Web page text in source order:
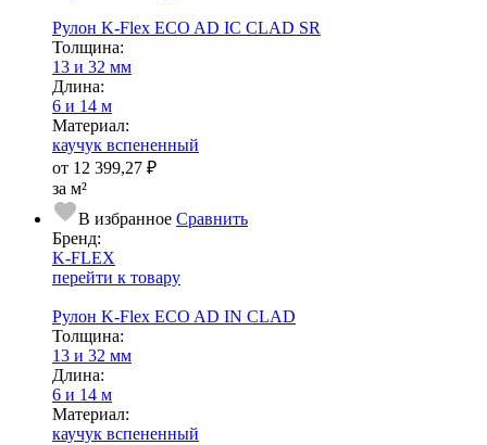
Рулон K-Flex ECO AD IC CLAD SR
Тол­щи­на:
13 и 32 мм
Длина:
6 и 14 м
Ма­­те­­ри­­ал:
каучук вспененный
от 12 399,27 ₽
за м²
В избранное Сравнить
Бренд:
K-FLEX
перейти к товару
Рулон K-Flex ECO AD IN CLAD
Тол­щи­на:
13 и 32 мм
Длина:
6 и 14 м
Ма­­те­­ри­­ал:
каучук вспененный